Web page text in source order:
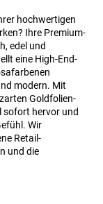
hochwertigen
Ihre Premium-
edel und
eine High-End-
modern. Mit
Goldfolien-
sofort hervor und
Wir
Retail-
und die